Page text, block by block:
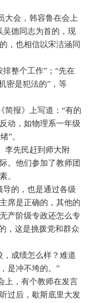
大会，韩容鲁在会上
吴德同志为首的，现
，也相信以宋洁涵同
整个工作”；“先在
密是犯法的”，等
简报》上写道：“有的
动，如物理系一年级
”。
李先民赶到师大附
。他们参加了教师团
。
导的，也是通过各级
席是正确的，其他的
产阶级专政还怎么专
，这是挑拨党和群众
成绩怎么样？难道
是冲不垮的。 ”
上，有个教师在发言
过后，歇斯底里大发